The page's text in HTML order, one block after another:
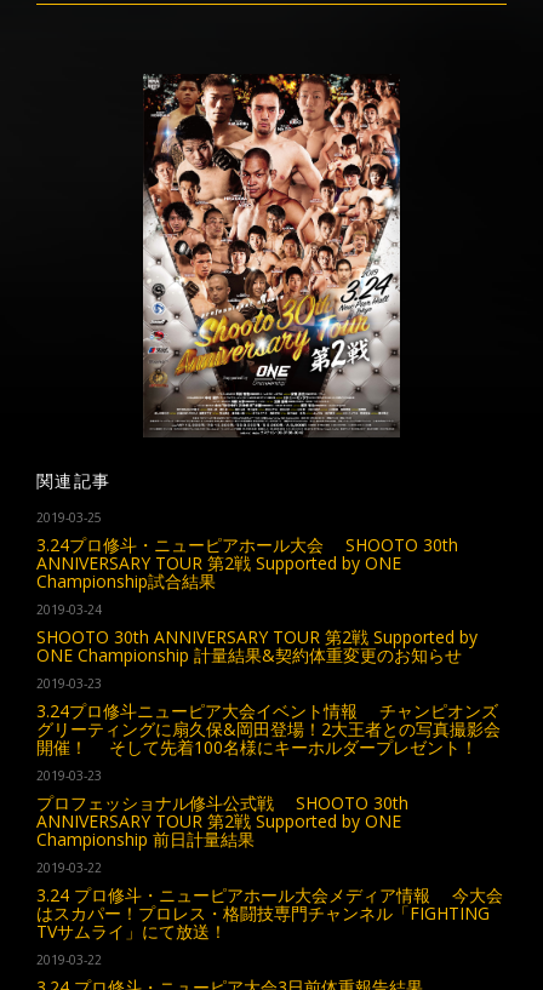
関連記事
2019-03-25
3.24プロ修斗・ニューピアホール大会 SHOOTO 30th
ANNIVERSARY TOUR 第2戦 Supported by ONE
Championship試合結果
2019-03-24
SHOOTO 30th ANNIVERSARY TOUR 第2戦 Supported by
ONE Championship 計量結果&契約体重変更のお知らせ
2019-03-23
3.24プロ修斗ニューピア大会イベント情報 チャンピオンズ
グリーティングに扇久保&岡田登場！2大王者との写真撮影会
開催！ そして先着100名様にキーホルダープレゼント！
2019-03-23
プロフェッショナル修斗公式戦 SHOOTO 30th
ANNIVERSARY TOUR 第2戦 Supported by ONE
Championship 前日計量結果
2019-03-22
3.24 プロ修斗・ニューピアホール大会メディア情報 今大会
はスカパー！プロレス・格闘技専門チャンネル「FIGHTING
TVサムライ」にて放送！
2019-03-22